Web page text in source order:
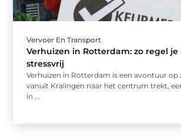
Vervoer En Transport
Verhuizen in Rotterdam: zo regel
stressvrij
Verhuizen in Rotterdam is een avontuur op
vanuit Kralingen naar het centrum trekt,
in ...